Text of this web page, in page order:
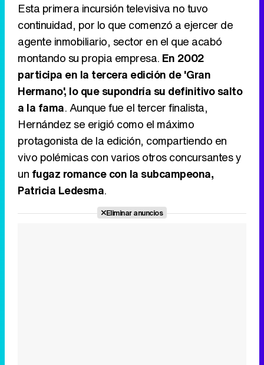
Esta primera incursión televisiva no tuvo
continuidad, por lo que comenzó a ejercer de
agente inmobiliario, sector en el que acabó
montando su propia empresa. En 2002
participa en la tercera edición de 'Gran
Hermano', lo que supondría su definitivo salto
a la fama. Aunque fue el tercer finalista,
Hernández se erigió como el máximo
protagonista de la edición, compartiendo en
vivo polémicas con varios otros concursantes y
un fugaz romance con la subcampeona,
Patricia Ledesma.
Eliminar anuncios